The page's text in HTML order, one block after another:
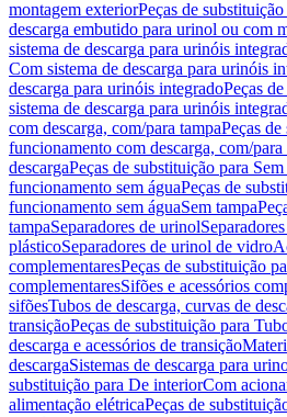
montagem exteriorPeças de
descarga embutido para urinol ou com
sistema de descarga para urinóis
Com sistema de descarga para urinóis
descarga para urinóis integradoPeças
sistema de descarga para urinóis
com descarga, com/para tampaPeças
funcionamento com descarga, com/para
descargaPeças de substituição para
funcionamento sem águaPeças de
funcionamento sem águaSem tampa
tampaSeparadores de urinol
plásticoSeparadores de urinol de vidro
complementaresPeças de substituição
complementaresSifões e acessórios
sifõesTubos de descarga, curvas de
transiçãoPeças de substituição para
descarga e acessórios de transição
descargaSistemas de descarga para
substituição para De interiorCom
alimentação elétricaPeças de